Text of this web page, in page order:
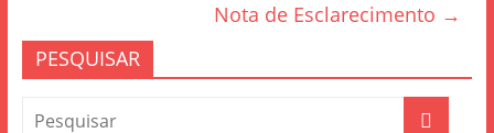
o
k
Nota de Esclarecimento →
PESQUISAR